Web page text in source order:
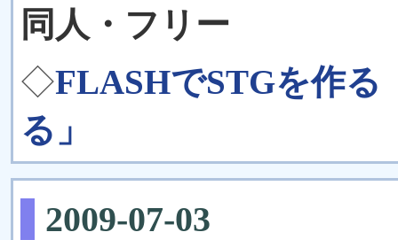
同人・フリー
◇FLASHでSTGを作る
る」
2009-07-03